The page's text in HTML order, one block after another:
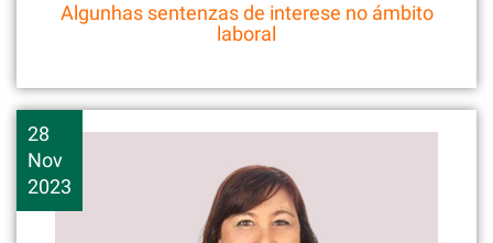
Algunhas sentenzas de interese no ámbito
laboral
28
Nov
2023